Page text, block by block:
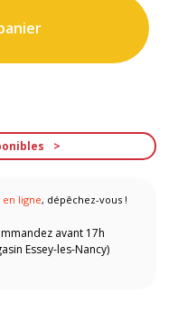
en ligne, dépêchez-vous !
avant 17h
(Magasin Essey-les-Nancy)